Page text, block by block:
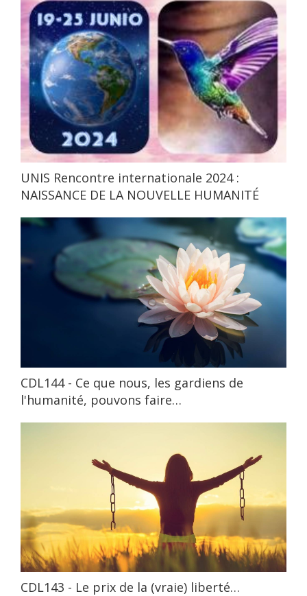
UNIS Rencontre internationale 2024 :
NAISSANCE DE LA NOUVELLE HUMANITÉ
CDL144 - Ce que nous, les gardiens de
l'humanité, pouvons faire…
CDL143 - Le prix de la (vraie) liberté…